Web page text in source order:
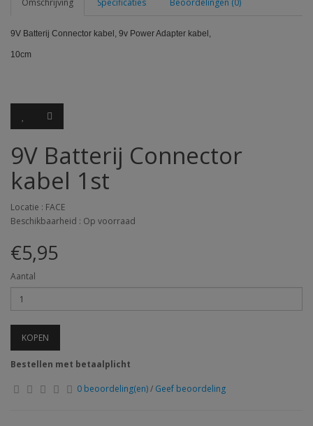
Omschrijving Specificaties Beoordelingen (0)
9V Batterij Connector kabel, 9v Power Adapter kabel,
10cm
9V Batterij Connector
kabel 1st
Locatie : FACE
Beschikbaarheid : Op voorraad
€5,95
Aantal
KOPEN
Bestellen met betaalplicht
0 beoordeling(en)/ Geef beoordeling